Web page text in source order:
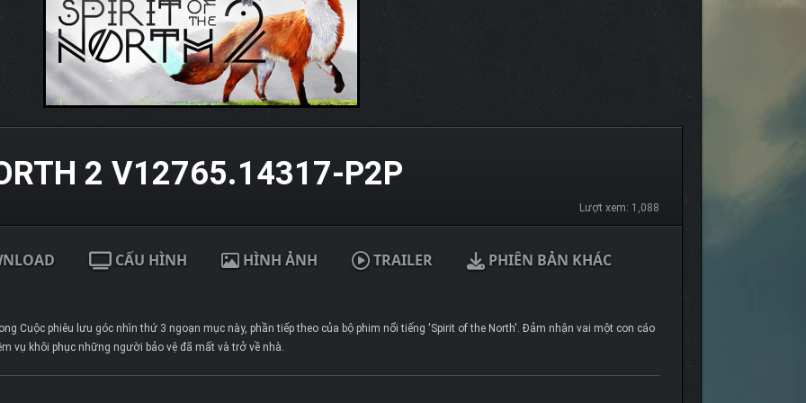
2 V12765.14317-P2P
Lượt xem: 1,088
CẤU HÌNH HÌNH ẢNH TRAILER PHIÊN BẢN KHÁC
Cuộc phiêu lưu góc nhìn thứ 3 ngoạn mục này, phần tiếp theo của bộ phim nổi tiếng 'Spirit of the North'. Đảm nhận vai một con cáo
vụ khôi phục những người bảo vệ đã mất và trở về nhà.